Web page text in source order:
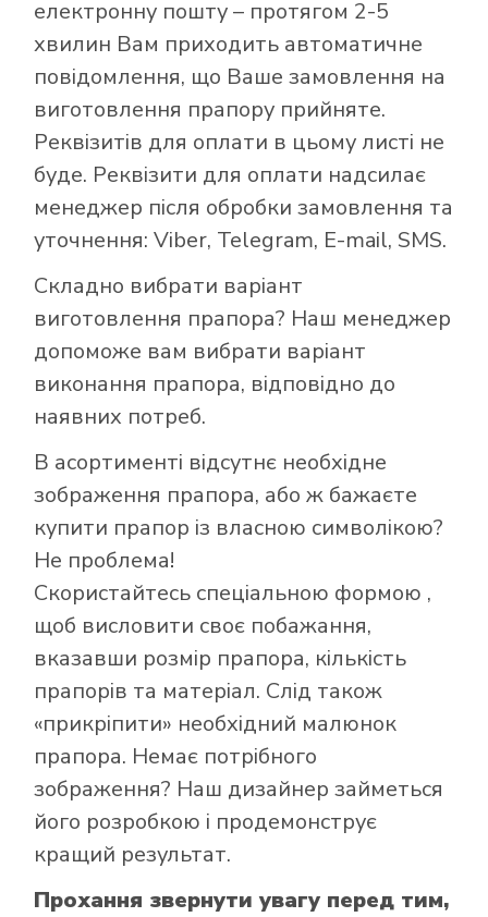
електронну пошту – протягом 2-5
хвилин Вам приходить автоматичне
повідомлення, що Ваше замовлення на
виготовлення прапору прийняте.
Реквізитів для оплати в цьому листі не
буде. Реквізити для оплати надсилає
менеджер після обробки замовлення та
уточнення: Viber, Telegram, E-mail, SMS.
Складно вибрати варіант
виготовлення прапора? Наш менеджер
допоможе вам вибрати варіант
виконання прапора, відповідно до
наявних потреб.
В асортименті відсутнє необхідне
зображення прапора, або ж бажаєте
купити прапор із власною символікою?
Не проблема!
Скористайтесь спеціальною формою ,
щоб висловити своє побажання,
вказавши розмір прапора, кількість
прапорів та матеріал. Слід також
«прикріпити» необхідний малюнок
прапора. Немає потрібного
зображення? Наш дизайнер займеться
його розробкою і продемонструє
кращий результат.
Прохання звернути увагу перед тим,
Як купити прапор
в інтернет-
магазині Лакор: